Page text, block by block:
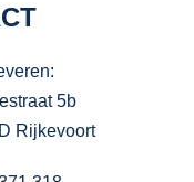
5b
Rijkevoort